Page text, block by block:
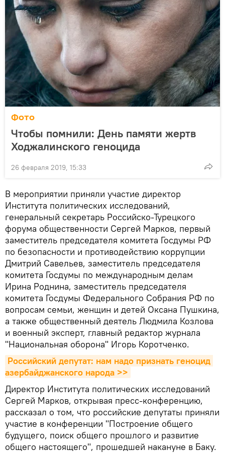
Фото
Чтобы помнили: День памяти жертв
Ходжалинского геноцида
26 февраля 2019, 15:33
В мероприятии приняли участие директор
Института политических исследований,
генеральный секретарь Российско-Турецкого
форума общественности Сергей Марков, первый
заместитель председателя комитета Госдумы РФ
по безопасности и противодействию коррупции
Дмитрий Савельев, заместитель председателя
комитета Госдумы по международным делам
Ирина Роднина, заместитель председателя
комитета Госдумы Федерального Собрания РФ по
вопросам семьи, женщин и детей Оксана Пушкина,
а также общественный деятель Людмила Козлова
и военный эксперт, главный редактор журнала
"Национальная оборона" Игорь Коротченко.
Российский депутат: нам надо признать геноцид
азербайджанского народа >>
Директор Института политических исследований
Сергей Марков, открывая пресс-конференцию,
рассказал о том, что российские депутаты приняли
участие в конференции "Построение общего
будущего, поиск общего прошлого и развитие
общего настоящего", прошедшей накануне в Баку.